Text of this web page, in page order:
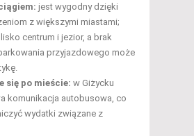
jest wygodny dzięki
z większymi miastami;
centrum i jezior, a brak
przyjazdowego może
się po mieście: w Giżycku
komunikacja autobusowa, co
wydatki związane z